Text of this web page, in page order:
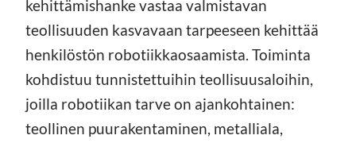
kehittämishanke vastaa valmistavan
teollisuuden kasvavaan tarpeeseen kehittää
henkilöstön robotiikkaosaamista. Toiminta
kohdistuu tunnistettuihin teollisuusaloihin,
joilla robotiikan tarve on ajankohtainen:
teollinen puurakentaminen, metalliala,